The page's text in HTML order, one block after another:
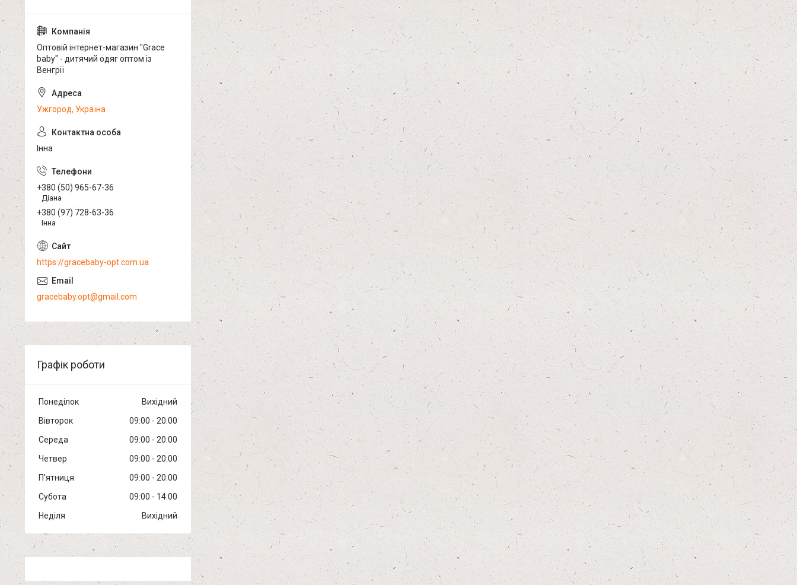
Оптовій інтернет-магазин "Grace
baby" - дитячий одяг оптом із
Венгрії
Ужгород, Україна
Інна
+380 (50) 965-67-36
Діана
+380 (97) 728-63-36
Інна
https://gracebaby-opt.com.ua
gracebaby.opt@gmail.com
Графік роботи
Понеділок
Вихідний
Вівторок
09:00
20:00
Середа
09:00
20:00
Четвер
09:00
20:00
Пʼятниця
09:00
20:00
Субота
09:00
14:00
Неділя
Вихідний